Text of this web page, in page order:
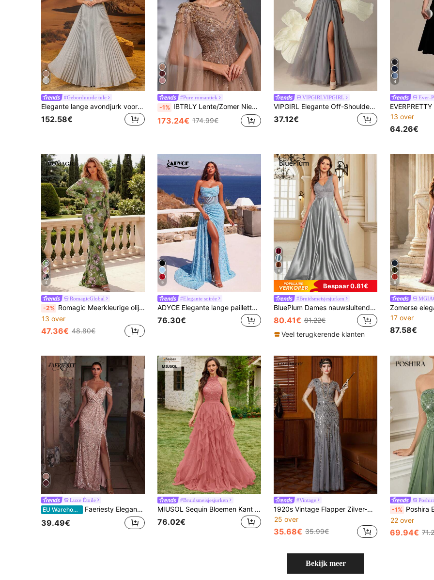
#Geborduurde tule
Elegante lange avondjurk voor dames met bootnek, versierd met pailletten en geplooide rok, voor feest, bruiloft en herfst
152.58€
#Pure romantiek
-1% IBTRLY Lente/Zomer Nieuwe Elegante Luxe Champagne Kleur Sequins Kralen Bloemen Decor Hoge Split Mesh Formele Avondjurk Herfst
173.24€ 174.99€
VIPGIRLVIPGIRL
VIPGIRL Elegante Off-Shoulder Avondjurk van Mesh Patchwork
37.12€
4
Ever-
13 over
64.26€
4
RomagicGlobal
-2% Romagic Meerkleurige olijfgroene maxi-avondjurk met pailletten, lange mouwen, ronde hals en lange mouwen, geschikt voor bruiloften, gala's en feesten.
13 over
47.36€ 48.80€
9
#Elegante soirée
ADYCE Elegante lange pailletten off-shoulder holle visgraatstructuur hoge taille ruche strik split tankstijl baljurk, geschikt voor homecoming, huwelijksgast, formeel avondfeest
76.30€
9
Bespaar 0.81€
#Bruidsmeisjesjurken
BluePlum Dames nauwsluitende mouwloze avondjurk met V-hals, pailletten en kleurblokken, elegante cocktailjurk voor moeders, bruiloftsgastjurk voor de herfst
80.41€ 81.22€
Veel terugkerende klanten
6
17 over
87.58€
Luxe Étoile
EU Warehouse Faeriesty Elegante avondjurk voor dames met spaghettibandjes, diepe V-hals, hoge split, perfect voor black-tie gala's, rode loper-evenementen, huwelijksrecepties
39.49€
#Bruidsmeisjesjurken
MIUSOL Sequin Bloemen Kant Halternek Mouwloos Mesh Ruche Gelaagde Rok Formele Feest Maxi Jurk, Elegante Bal Trouwfeest Gast Jurk
76.02€
#Vintage
1920s Vintage Flapper Zilver-Grijze Korte Mouw Vrouwen Feestkleding Lange Jurk Met Pailletten en Kralen Voor Feest, Bruiloft, Zwangerschapsjurken, Vrouwen Plus Feestkleding
25 over
35.68€ 35.99€
Poshira
-1% Poshira Elegante, met kralen versierde,
22 over
69.94€
Bekijk meer